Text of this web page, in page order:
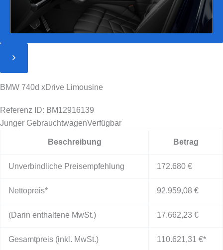
BMW 740d xDrive Limousine
Referenz ID: BM12916139
Junger GebrauchtwagenVerfügbar
Beschreibung Betrag
Unverbindliche Preisempfehlung 172.680 €
Nettopreis* 92.959,08 €
(Darin enthaltene MwSt.) 17.662,23 €
Gesamtpreis (inkl. MwSt.) 110.621,31 €*